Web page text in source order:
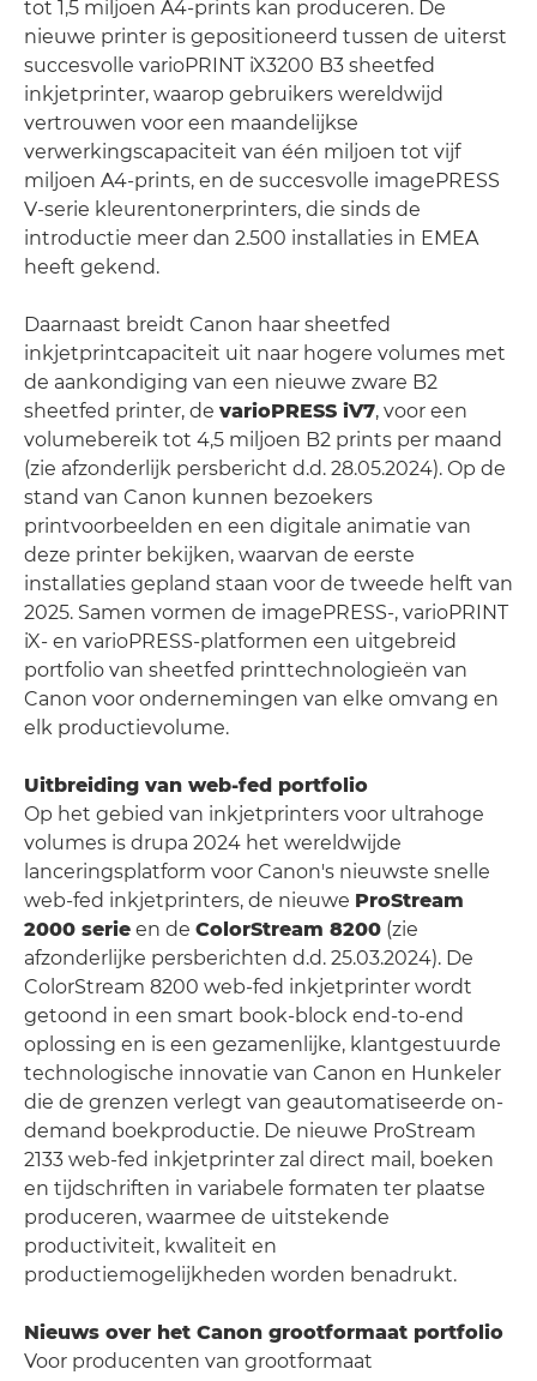
tot 1,5 miljoen A4-prints kan produceren. De
nieuwe printer is gepositioneerd tussen de uiterst
succesvolle varioPRINT iX3200 B3 sheetfed
inkjetprinter, waarop gebruikers wereldwijd
vertrouwen voor een maandelijkse
verwerkingscapaciteit van één miljoen tot vijf
miljoen A4-prints, en de succesvolle imagePRESS
V-serie kleurentonerprinters, die sinds de
introductie meer dan 2.500 installaties in EMEA
heeft gekend.
Daarnaast breidt Canon haar sheetfed
inkjetprintcapaciteit uit naar hogere volumes met
de aankondiging van een nieuwe zware B2
sheetfed printer, de varioPRESS iV7, voor een
volumebereik tot 4,5 miljoen B2 prints per maand
(zie afzonderlijk persbericht d.d. 28.05.2024). Op de
stand van Canon kunnen bezoekers
printvoorbeelden en een digitale animatie van
deze printer bekijken, waarvan de eerste
installaties gepland staan voor de tweede helft van
2025. Samen vormen de imagePRESS-, varioPRINT
iX- en varioPRESS-platformen een uitgebreid
portfolio van sheetfed printtechnologieën van
Canon voor ondernemingen van elke omvang en
elk productievolume.
Uitbreiding van web-fed portfolio
Op het gebied van inkjetprinters voor ultrahoge
volumes is drupa 2024 het wereldwijde
lanceringsplatform voor Canon's nieuwste snelle
web-fed inkjetprinters, de nieuwe ProStream
2000 serie en de ColorStream 8200 (zie
afzonderlijke persberichten d.d. 25.03.2024). De
ColorStream 8200 web-fed inkjetprinter wordt
getoond in een smart book-block end-to-end
oplossing en is een gezamenlijke, klantgestuurde
technologische innovatie van Canon en Hunkeler
die de grenzen verlegt van geautomatiseerde on-
demand boekproductie. De nieuwe ProStream
2133 web-fed inkjetprinter zal direct mail, boeken
en tijdschriften in variabele formaten ter plaatse
produceren, waarmee de uitstekende
productiviteit, kwaliteit en
productiemogelijkheden worden benadrukt.
Nieuws over het Canon grootformaat portfolio
Voor producenten van grootformaat